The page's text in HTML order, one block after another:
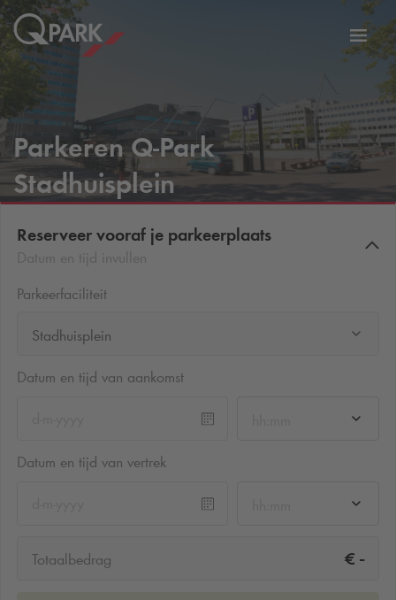
ParkerenQ-Park
Stadhuisplein
Reserveer vooraf je parkeerplaats
Parkeerfaciliteit
Stadhuisplein
Datum en tijd van aankomst
Datum en tijd van vertrek
Totaalbedrag € -